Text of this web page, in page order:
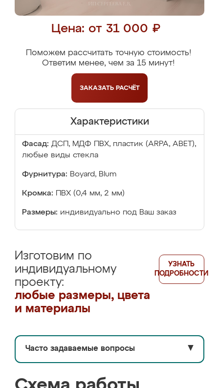
Цена: от 31 000 ₽
Поможем рассчитать точную стоимость!
Ответим менее, чем за 15 минут!
ЗАКАЗАТЬ РАСЧЁТ
Характеристики
Фасад: ДСП, МДФ ПВХ, пластик (ARPA, ABET),
любые виды стекла
Фурнитура: Boyard, Blum
Кромка: ПВХ (0,4 мм, 2 мм)
Размеры: индивидуально под Ваш заказ
Изготовим по
индивидуальному
проекту:
любые размеры, цвета
и материалы
УЗНАТЬ
ПОДРОБНОСТИ
Часто задаваемые вопросы ▼